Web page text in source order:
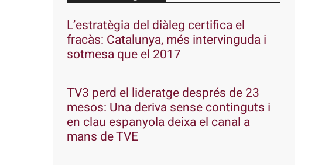
L’estratègia del diàleg certifica el
fracàs: Catalunya, més intervinguda i
sotmesa que el 2017
TV3 perd el lideratge després de 23
mesos: Una deriva sense continguts i
en clau espanyola deixa el canal a
mans de TVE